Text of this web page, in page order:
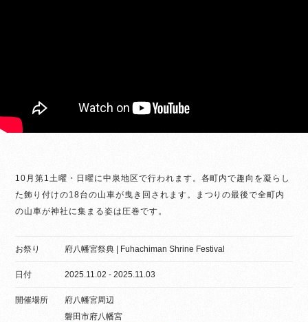
10月第1土曜・日曜に中泉地区で行われます。各町内で趣向を凝らし
た飾り付けの18台の山車が曳き回されます。まつりの最後で全町内
の山車が神社に集まる姿は圧巻です。
お祭り 府八幡宮祭典 | Fuhachiman Shrine Festival
日付 2025.11.02 - 2025.11.03
開催場所
府八幡宮周辺
磐田市府八幡宮